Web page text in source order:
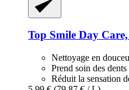
Top Smile Day
Nettoyage en
Prend soin des
Réduit la sensation